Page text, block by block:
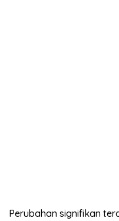
Perubahan signifikan